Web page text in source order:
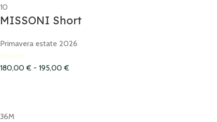
10
MISSONI Short
Primavera estate 2026
Missoni
180,00 € - 195,00 €
36M